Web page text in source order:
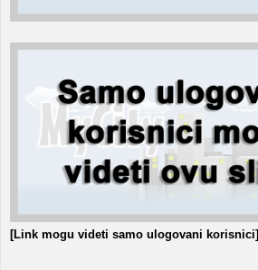
[Link mogu videti samo ulogovani korisnici]